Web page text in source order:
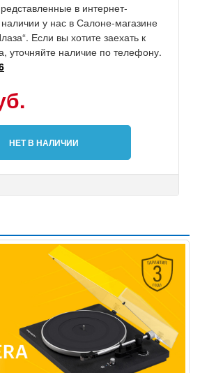
в интернет-
наличии у нас в Салоне-магазине
Если вы хотите заехать к
уточняйте наличие по телефону.
НЕТ В НАЛИЧИИ